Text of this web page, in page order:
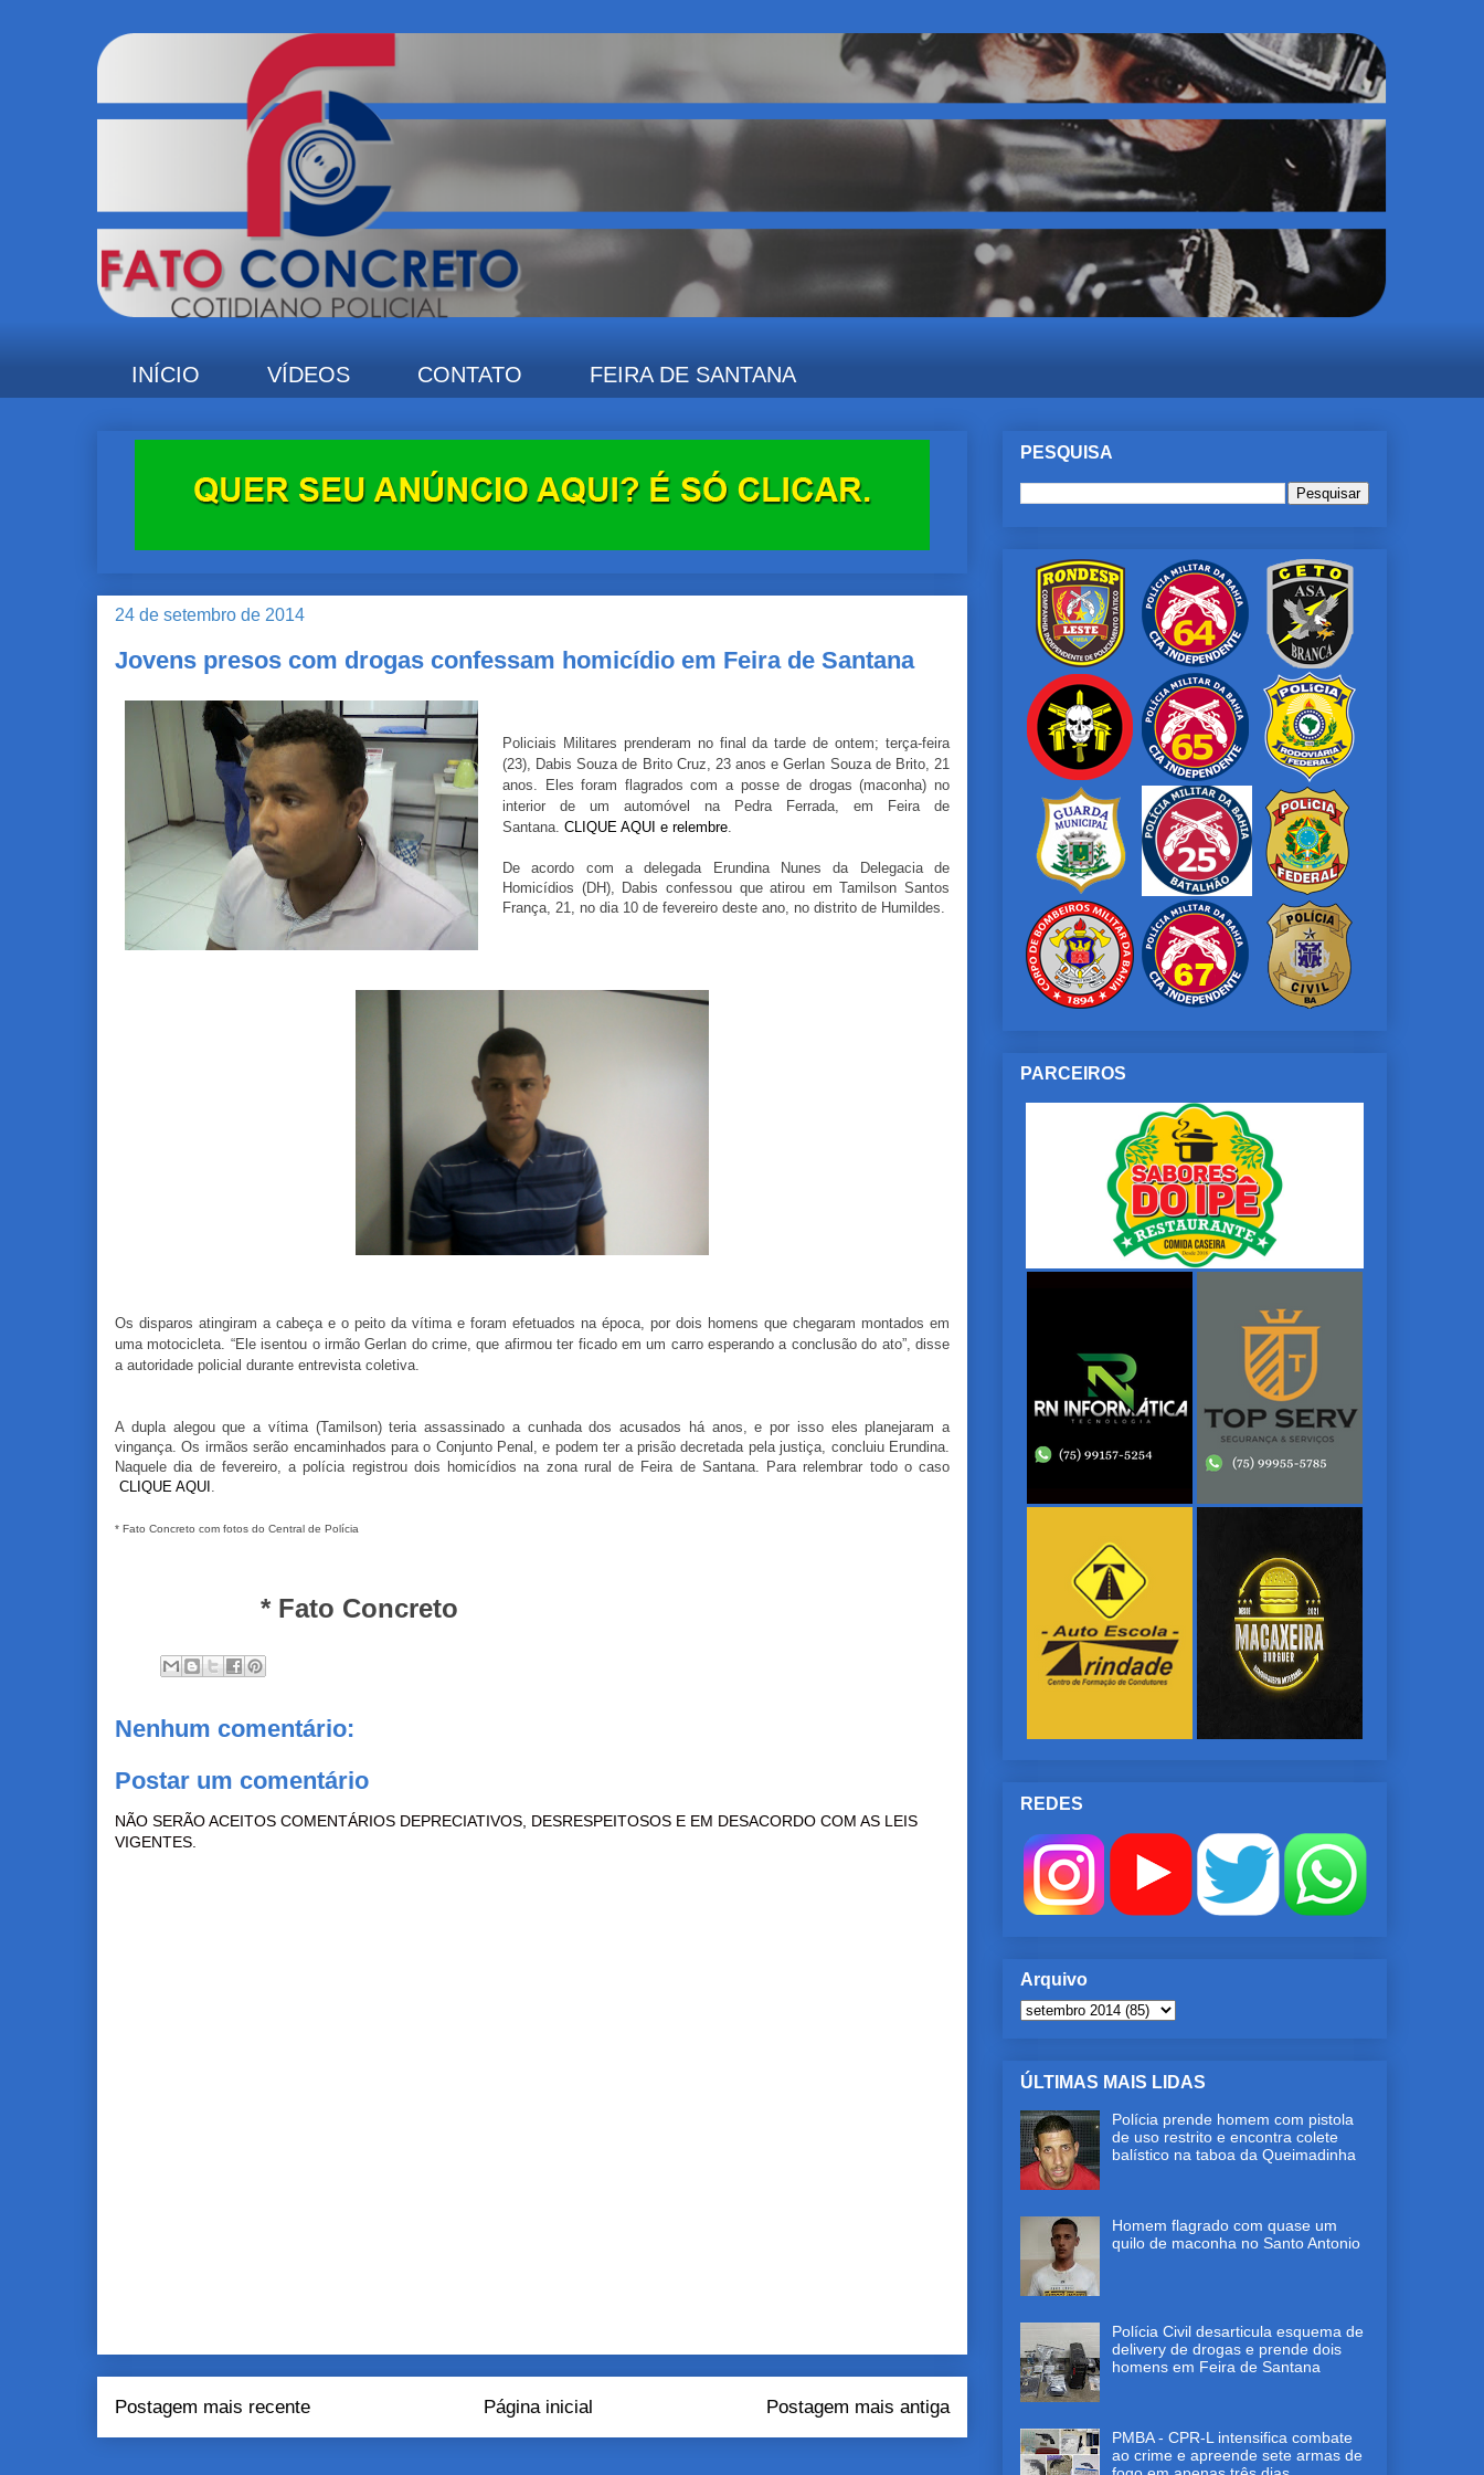
INÍCIO VÍDEOS CONTATO FEIRA DE SANTANA
24 de setembro de 2014
Jovens presos com drogas confessam homicídio em Feira de Santana
Policiais Militares prenderam no final da tarde de ontem; terça-feira
(23), Dabis Souza de Brito Cruz, 23 anos e Gerlan Souza de Brito, 21
anos. Eles foram flagrados com a posse de drogas (maconha) no
interior de um automóvel na Pedra Ferrada, em Feira de
Santana. CLIQUE AQUI e relembre.
De acordo com a delegada Erundina Nunes da Delegacia de
Homicídios (DH), Dabis confessou que atirou em Tamilson Santos
França, 21, no dia 10 de fevereiro deste ano, no distrito de Humildes.
Os disparos atingiram a cabeça e o peito da vítima e foram efetuados na época, por dois homens que chegaram montados em
uma motocicleta. “Ele isentou o irmão Gerlan do crime, que afirmou ter ficado em um carro esperando a conclusão do ato”, disse
a autoridade policial durante entrevista coletiva.
A dupla alegou que a vítima (Tamilson) teria assassinado a cunhada dos acusados há anos, e por isso eles planejaram a
vingança. Os irmãos serão encaminhados para o Conjunto Penal, e podem ter a prisão decretada pela justiça, concluiu Erundina.
Naquele dia de fevereiro, a polícia registrou dois homicídios na zona rural de Feira de Santana. Para relembrar todo o caso
CLIQUE AQUI .
* Fato Concreto com fotos do Central de Polícia
* Fato Concreto
Nenhum comentário:
Postar um comentário
NÃO SERÃO ACEITOS COMENTÁRIOS DEPRECIATIVOS, DESRESPEITOSOS E EM DESACORDO COM AS LEIS
VIGENTES.
Postagem mais recente Postagem mais antiga
Página inicial
PESQUISA
PARCEIROS
REDES
Arquivo
ÚLTIMAS MAIS LIDAS
Polícia prende homem com pistola
de uso restrito e encontra colete
balístico na taboa da Queimadinha
Homem flagrado com quase um
quilo de maconha no Santo Antonio
Polícia Civil desarticula esquema de
delivery de drogas e prende dois
homens em Feira de Santana
PMBA - CPR-L intensifica combate
ao crime e apreende sete armas de